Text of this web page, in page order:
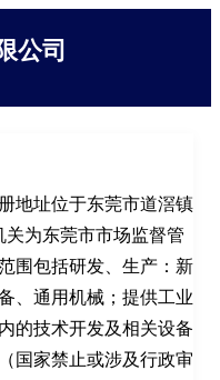
公司
地址位于东莞市道滘镇
为东莞市市场监督管
围包括研发、生产：新
、通用机械；提供工业
的技术开发及相关设备
国家禁止或涉及行政审